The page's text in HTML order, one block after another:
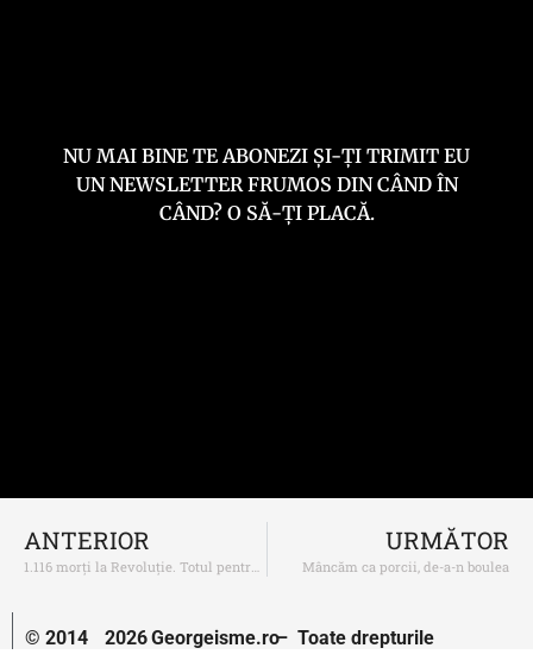
NU MAI BINE TE ABONEZI ȘI-ȚI TRIMIT EU
UN NEWSLETTER FRUMOS DIN CÂND ÎN
CÂND? O SĂ-ȚI PLACĂ.
ANTERIOR
1.116 morți la Revoluție. Totul pentru un concert Andra, Vunk, Holograf…
URMĂTOR
Mâncăm ca porcii, de-a-n boulea
© 2014
2026Georgeisme.ro– Toate drepturile